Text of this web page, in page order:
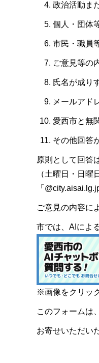
政治活動ま
個人・団体
市民・職員
ご意見等の
氏名が成り
メールアド
愛西市と無
その他回答
原則として回答
（土曜日・日
「
ご意見の内容に
市では、AIによ
※画像をクリッ
このフォームは
お寄せいただい